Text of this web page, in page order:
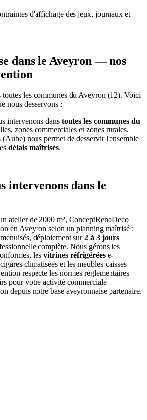
d'affichage des jeux, journaux et
dans le Aveyron —nos
toutes les communes du Aveyron (12). Voici
nous desservons :
intervenons dans toutes les communes du
zones commerciales et zones rurales.
nous permet de desservir l'ensemble
délais maîtrisés.
intervenons dans le
atelier de 2000 m², ConceptRenoDeco
en Aveyron selon un planning maîtrisé :
déploiement sur2 à 3 jours
complète. Nous gérons les
les vitrines réfrigérées e-
climatisées et les meubles-caisses
respecte les normes réglementaires
pour votre activité commerciale —
depuis notre base aveyronnaise partenaire.